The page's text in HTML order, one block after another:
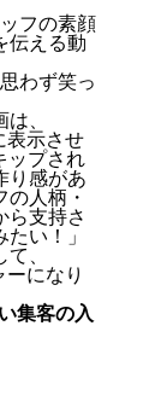
フの素顔
伝える動
わず笑っ
、
表示させ
ップされ
り感があ
人柄・
ら支持さ
い！」
、
になり
集客の入